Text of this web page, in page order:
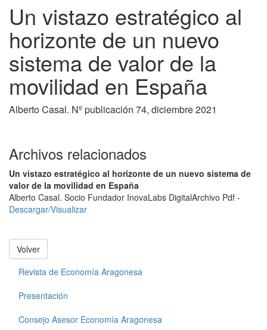
Un vistazo estratégico al
horizonte de un nuevo
sistema de valor de la
movilidad en España
Alberto Casal. Nº publicación 74, diciembre 2021
Archivos relacionados
Un vistazo estratégico al horizonte de un nuevo sistema de
valor de la movilidad en España
Alberto Casal. Socio Fundador InovaLabs DigitalArchivo Pdf -
Descargar/Visualizar
Volver
Revista de Economía Aragonesa
Presentación
Consejo Asesor Economía Aragonesa